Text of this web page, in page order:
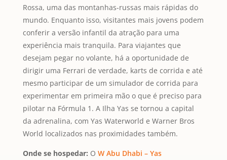
Rossa, uma das montanhas-russas mais rápidas do
mundo. Enquanto isso, visitantes mais jovens podem
conferir a versão infantil da atração para uma
experiência mais tranquila. Para viajantes que
desejam pegar no volante, há a oportunidade de
dirigir uma Ferrari de verdade, karts de corrida e até
mesmo participar de um simulador de corrida para
experimentar em primeira mão o que é preciso para
pilotar na Fórmula 1. A Ilha Yas se tornou a capital
da adrenalina, com Yas Waterworld e Warner Bros
World localizados nas proximidades também.
Onde se hospedar: O W Abu Dhabi – Yas